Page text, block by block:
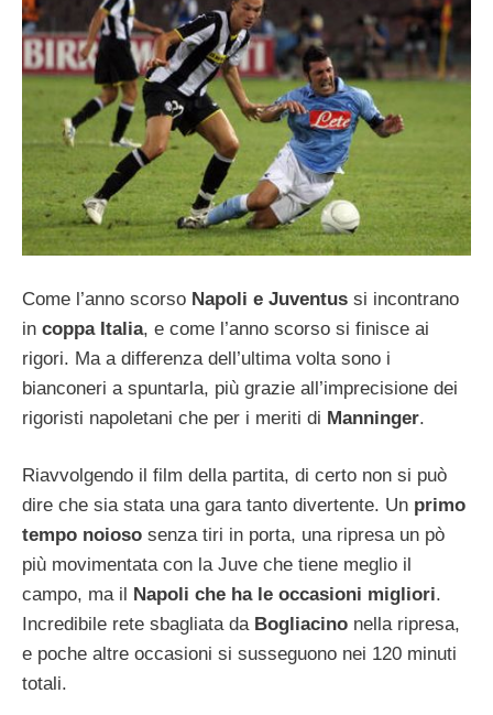
Come l’anno scorso Napoli e Juventus si incontrano
in coppa Italia, e come l’anno scorso si finisce ai
rigori. Ma a differenza dell’ultima volta sono i
bianconeri a spuntarla, più grazie all’imprecisione dei
rigoristi napoletani che per i meriti di Manninger.
Riavvolgendo il film della partita, di certo non si può
dire che sia stata una gara tanto divertente. Un primo
tempo noioso senza tiri in porta, una ripresa un pò
più movimentata con la Juve che tiene meglio il
campo, ma il
Napoli che ha le occasioni migliori.
Incredibile rete sbagliata da Bogliacino nella ripresa,
e poche altre occasioni si susseguono nei 120 minuti
totali.